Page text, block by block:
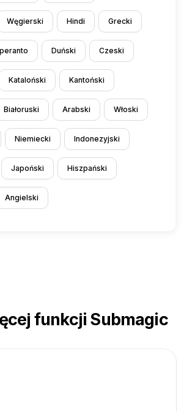
Węgierski Hindi Grecki
Duński Czeski
Kataloński Kantoński
Białoruski Arabski Włoski
Niemiecki Indonezyjski
Japoński Hiszpański
Angielski
funkcji Submagic